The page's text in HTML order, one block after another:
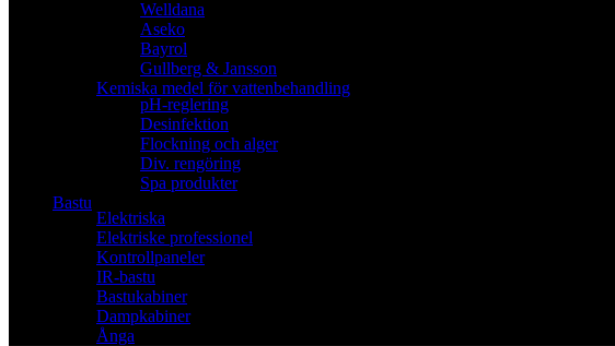
Welldana
Aseko
Bayrol
Gullberg & Jansson
Kemiska medel för vattenbehandling
pH-reglering
Desinfektion
Flockning och alger
Div. rengöring
Spa produkter
Bastu
Elektriska
Elektriske professionel
Kontrollpaneler
IR-bastu
Bastukabiner
Dampkabiner
Ånga